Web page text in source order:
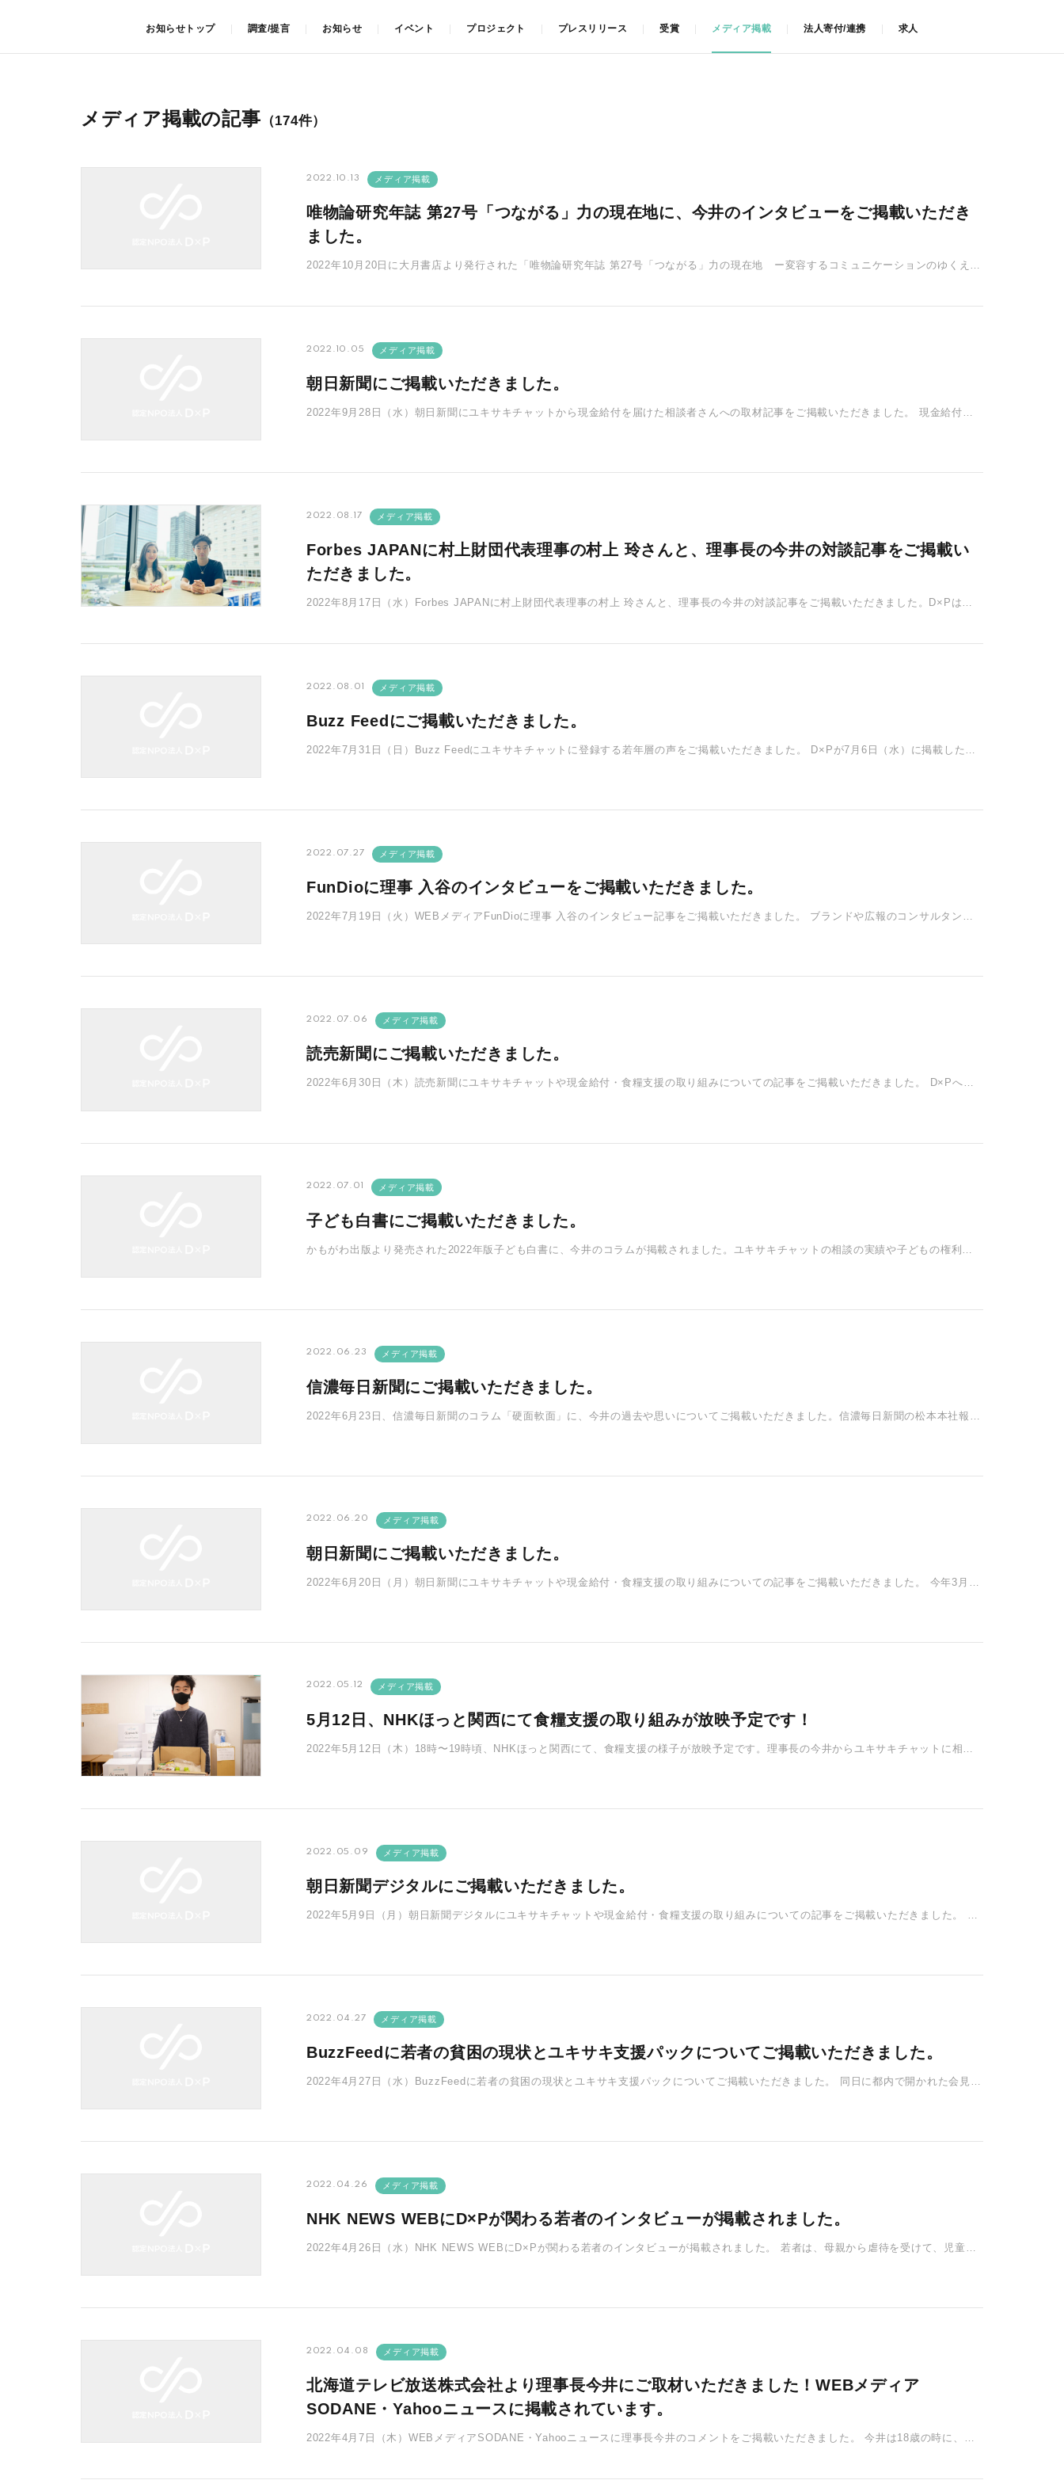
お知らせトップ 調査/提言 お知らせ イベント プロジェクト プレスリリース 受賞 メディア掲載 法人寄付/連携 求人
メディア掲載の記事 （174件）
唯物論研究年誌 第27号「つながる」力の現在地に、今井のインタビューをご掲載いただき
ました。
2022.10.13 メディア掲載
2022年10月20日に大月書店より発行された「唯物論研究年誌 第27号「つながる」力の現在地 ー変容するコミュニケーションのゆくえ」
朝日新聞にご掲載いただきました。
2022.10.05 メディア掲載
2022年9月28日（水）朝日新聞にユキサキチャットから現金給付を届けた相談者さんへの取材記事をご掲載いただきました。 現金給付・
Forbes JAPANに村上財団代表理事の村上 玲さんと、理事長の今井の対談記事をご掲載い
ただきました。
2022.08.17 メディア掲載
2022年8月17日（水）Forbes JAPANに村上財団代表理事の村上 玲さんと、理事長の今井の対談記事をご掲載いただきました。D×Pは、
Buzz Feedにご掲載いただきました。
2022.08.01 メディア掲載
2022年7月31日（日）Buzz Feedにユキサキチャットに登録する若年層の声をご掲載いただきました。 D×Pが7月6日（水）に掲載した
FunDioに理事 入谷のインタビューをご掲載いただきました。
2022.07.27 メディア掲載
2022年7月19日（火）WEBメディアFunDioに理事 入谷のインタビュー記事をご掲載いただきました。 ブランドや広報のコンサルタント
読売新聞にご掲載いただきました。
2022.07.06 メディア掲載
2022年6月30日（木）読売新聞にユキサキチャットや現金給付・食糧支援の取り組みについての記事をご掲載いただきました。 D×Pへの
子ども白書にご掲載いただきました。
2022.07.01 メディア掲載
かもがわ出版より発売された2022年版子ども白書に、今井のコラムが掲載されました。ユキサキチャットの相談の実績や子どもの権利を
信濃毎日新聞にご掲載いただきました。
2022.06.23 メディア掲載
2022年6月23日、信濃毎日新聞のコラム「硬面軟面」に、今井の過去や思いについてご掲載いただきました。信濃毎日新聞の松本本社報道
朝日新聞にご掲載いただきました。
2022.06.20 メディア掲載
2022年6月20日（月）朝日新聞にユキサキチャットや現金給付・食糧支援の取り組みについての記事をご掲載いただきました。 今年3月ま
5月12日、NHKほっと関西にて食糧支援の取り組みが放映予定です！
2022.05.12 メディア掲載
2022年5月12日（木）18時〜19時頃、NHKほっと関西にて、食糧支援の様子が放映予定です。理事長の今井からユキサキチャットに相談
朝日新聞デジタルにご掲載いただきました。
2022.05.09 メディア掲載
2022年5月9日（月）朝日新聞デジタルにユキサキチャットや現金給付・食糧支援の取り組みについての記事をご掲載いただきました。 今
BuzzFeedに若者の貧困の現状とユキサキ支援パックについてご掲載いただきました。
2022.04.27 メディア掲載
2022年4月27日（水）BuzzFeedに若者の貧困の現状とユキサキ支援パックについてご掲載いただきました。 同日に都内で開かれた会見
NHK NEWS WEBにD×Pが関わる若者のインタビューが掲載されました。
2022.04.26 メディア掲載
2022年4月26日（水）NHK NEWS WEBにD×Pが関わる若者のインタビューが掲載されました。 若者は、母親から虐待を受けて、児童養
北海道テレビ放送株式会社より理事長今井にご取材いただきました！WEBメディア
SODANE・Yahooニュースに掲載されています。
2022.04.08 メディア掲載
2022年4月7日（木）WEBメディアSODANE・Yahooニュースに理事長今井のコメントをご掲載いただきました。 今井は18歳の時に、医